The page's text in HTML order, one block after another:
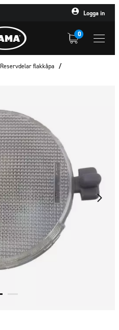
Logga in
0
Reservdelar flakkåpa
/